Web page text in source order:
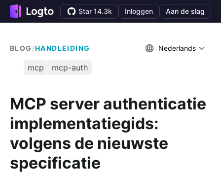
Star 14.3k Inloggen Aan de slag
BLOG /HANDLEIDING Nederlands
mcp mcp-auth
MCP server authenticatie
implementatiegids:
volgens de nieuwste
specificatie